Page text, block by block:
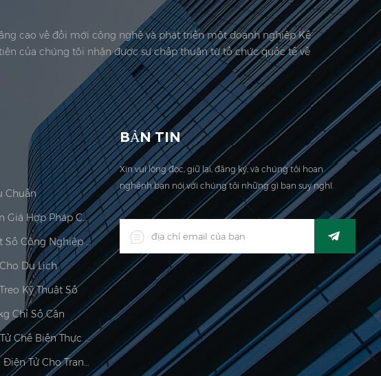
cao về đổi mới công nghệ và phát triển một doanh nghiệp Kế
của chúng tôi nhận được sự chấp thuận từ tổ chức quốc tế về
xuất chính cho công ty chúng tôi được đặt tại đây. Năm 2006,
Chuẩn
Quy Mô Tính Toán Giá Hợp Pháp Cho Thương Mại
Đèn LED Kỹ Thuật Số Công Nghiệp Kỹ Thuật Số
Du Lịch
Kỹ Thuật Số
Chỉ Số Cân
Chỉ Thị Cân Điện Tử Chế Biến Thực Phẩm
500g Quy Mô Cọ Điện Tử Cho Trang Sức Cân
BẢN TIN
Xin vui lòng đọc, giữ lại, đăng ký, và chúng tôi hoan
nghênh bạn nói với chúng tôi những gì bạn suy nghĩ.